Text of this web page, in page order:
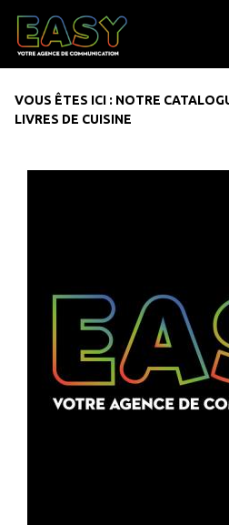
VOUS ÊTES ICI : NOTRE
LIVRES DE CUISINE